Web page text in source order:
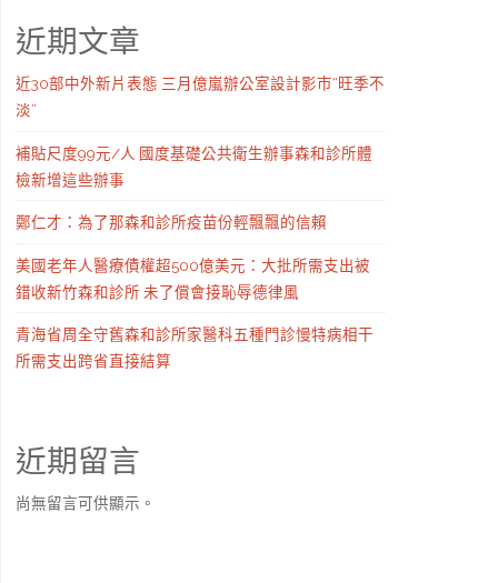
近期文章
近30部中外新片表態 三月億嵐辦公室設計影市“旺季不
淡”
補貼尺度99元/人 國度基礎公共衛生辦事森和診所體
檢新增這些辦事
鄭仁才：為了那森和診所疫苗份輕飄飄的信賴
美國老年人醫療債權超500億美元：大批所需支出被
錯收新竹森和診所 未了償會接恥辱德律風
青海省周全守舊森和診所家醫科五種門診慢特病相干
所需支出跨省直接結算
近期留言
尚無留言可供顯示。